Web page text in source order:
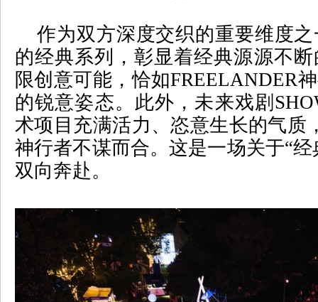
作为双方深度交织的重要维度之
的经典系列，彰显着经典源源不
限创意可能，恰如FREELANDER
的锐意姿态。此外，未来戏剧
术项目充满活力、恣意生长的气质
神行者不谋而合。这是一场关于“经
双向奔赴。